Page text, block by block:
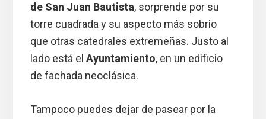
de San Juan Bautista, sorprende por su
torre cuadrada y su aspecto más sobrio
que otras catedrales extremeñas. Justo al
lado está el Ayuntamiento, en un edificio
de fachada neoclásica.
Tampoco puedes dejar de pasear por la